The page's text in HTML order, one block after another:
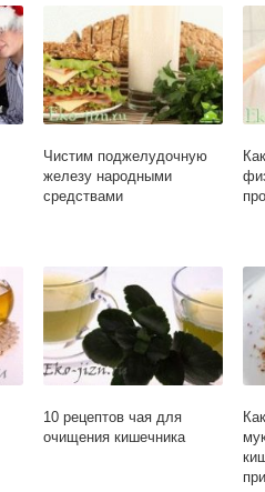
Чистим поджелудочную
железу народными
средствами
10 рецептов чая для
очищения кишечника